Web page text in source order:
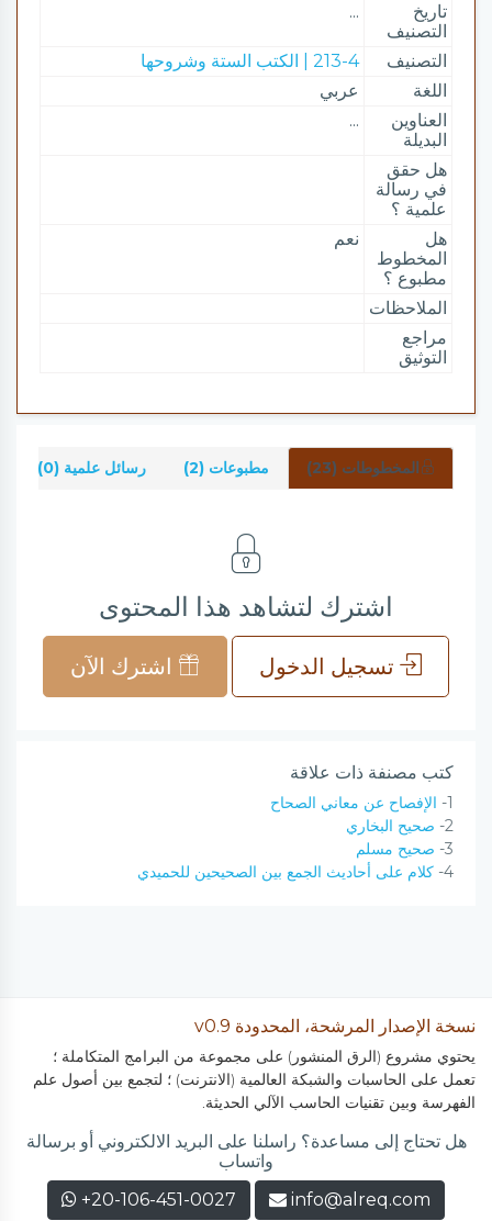
تاريخ
التصنيف
...
التصنيف
213-4 | الكتب الستة وشروحها
اللغة
عربي
العناوين
البديلة
...
هل حقق
في رسالة
علمية ؟
هل
المخطوط
مطبوع ؟
نعم
الملاحظات
مراجع
التوثيق
المخطوطات (23) مطبوعات (2) رسائل علمية (0)
اشترك لتشاهد هذا المحتوى
تسجيل الدخول اشترك الآن
كتب مصنفة ذات علاقة
1- الإفصاح عن معاني الصحاح
2- صحيح البخاري
3- صحيح مسلم
4- كلام على أحاديث الجمع بين الصحيحين للحميدي
نسخة الإصدار المرشحة، المحدودة v0.9
يحتوي مشروع (الرق المنشور) على مجموعة من البرامج المتكاملة ؛
تعمل على الحاسبات والشبكة العالمية (الانترنت) ؛ لتجمع بين أصول علم
الفهرسة وبين تقنيات الحاسب الآلي الحديثة.
هل تحتاج إلى مساعدة؟ راسلنا على البريد الالكتروني أو برسالة
واتساب
info@alreq.com
+20-106-451-0027